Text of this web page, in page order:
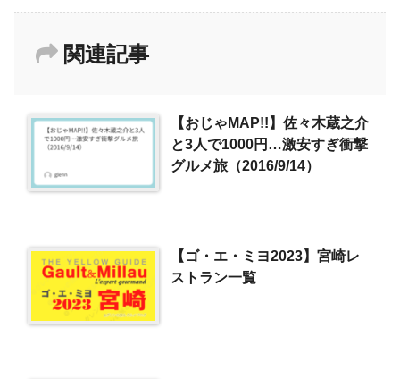
関連記事
【おじゃMAP!!】佐々木蔵之介
と3人で1000円…激安すぎ衝撃
グルメ旅（2016/9/14）
【ゴ・エ・ミヨ2023】宮崎レ
ストラン一覧